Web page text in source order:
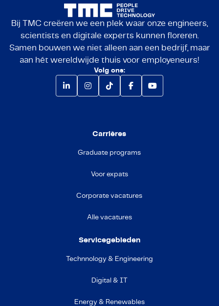
Bij TMC creëren we een plek waar onze engineers,
scientists en digitale experts kunnen floreren.
Samen bouwen we niet alleen aan een bedrijf, maar
aan hét wereldwijde thuis voor employeneurs!
Volg ons:
Carrières
Graduate programs
Voor expats
Corporate vacatures
Alle vacatures
Servicegebieden
Technnology & Engineering
Digital & IT
Energy & Renewables